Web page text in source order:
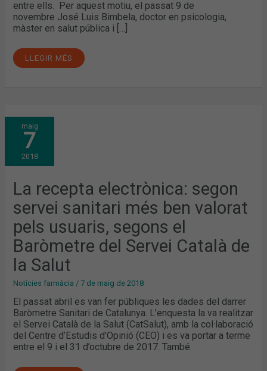
entre ells. Per aquest motiu, el passat 9 de
novembre José Luis Bimbela, doctor en psicologia,
màster en salut pública i […]
LLEGIR MÉS
maig
7
2018
La recepta electrònica: segon
servei sanitari més ben valorat
pels usuaris, segons el
Baròmetre del Servei Català de
la Salut
Notícies farmàcia / 7 de maig de 2018
El passat abril es van fer públiques les dades del darrer
Baròmetre Sanitari de Catalunya. L’enquesta la va realitzar
el Servei Català de la Salut (CatSalut), amb la col·laboració
del Centre d’Estudis d’Opinió (CEO) i es va portar a terme
entre el 9 i el 31 d’octubre de 2017. També
LA
RECEPTA
ELECTRÒNICA:
SEGON
SERVEI
SANITARI
MÉS
PELS
USUARIS,
SEGONS
EL
BARÒMETRE
DEL
SERVEI
CATALÀ
DE
LA
SALUT